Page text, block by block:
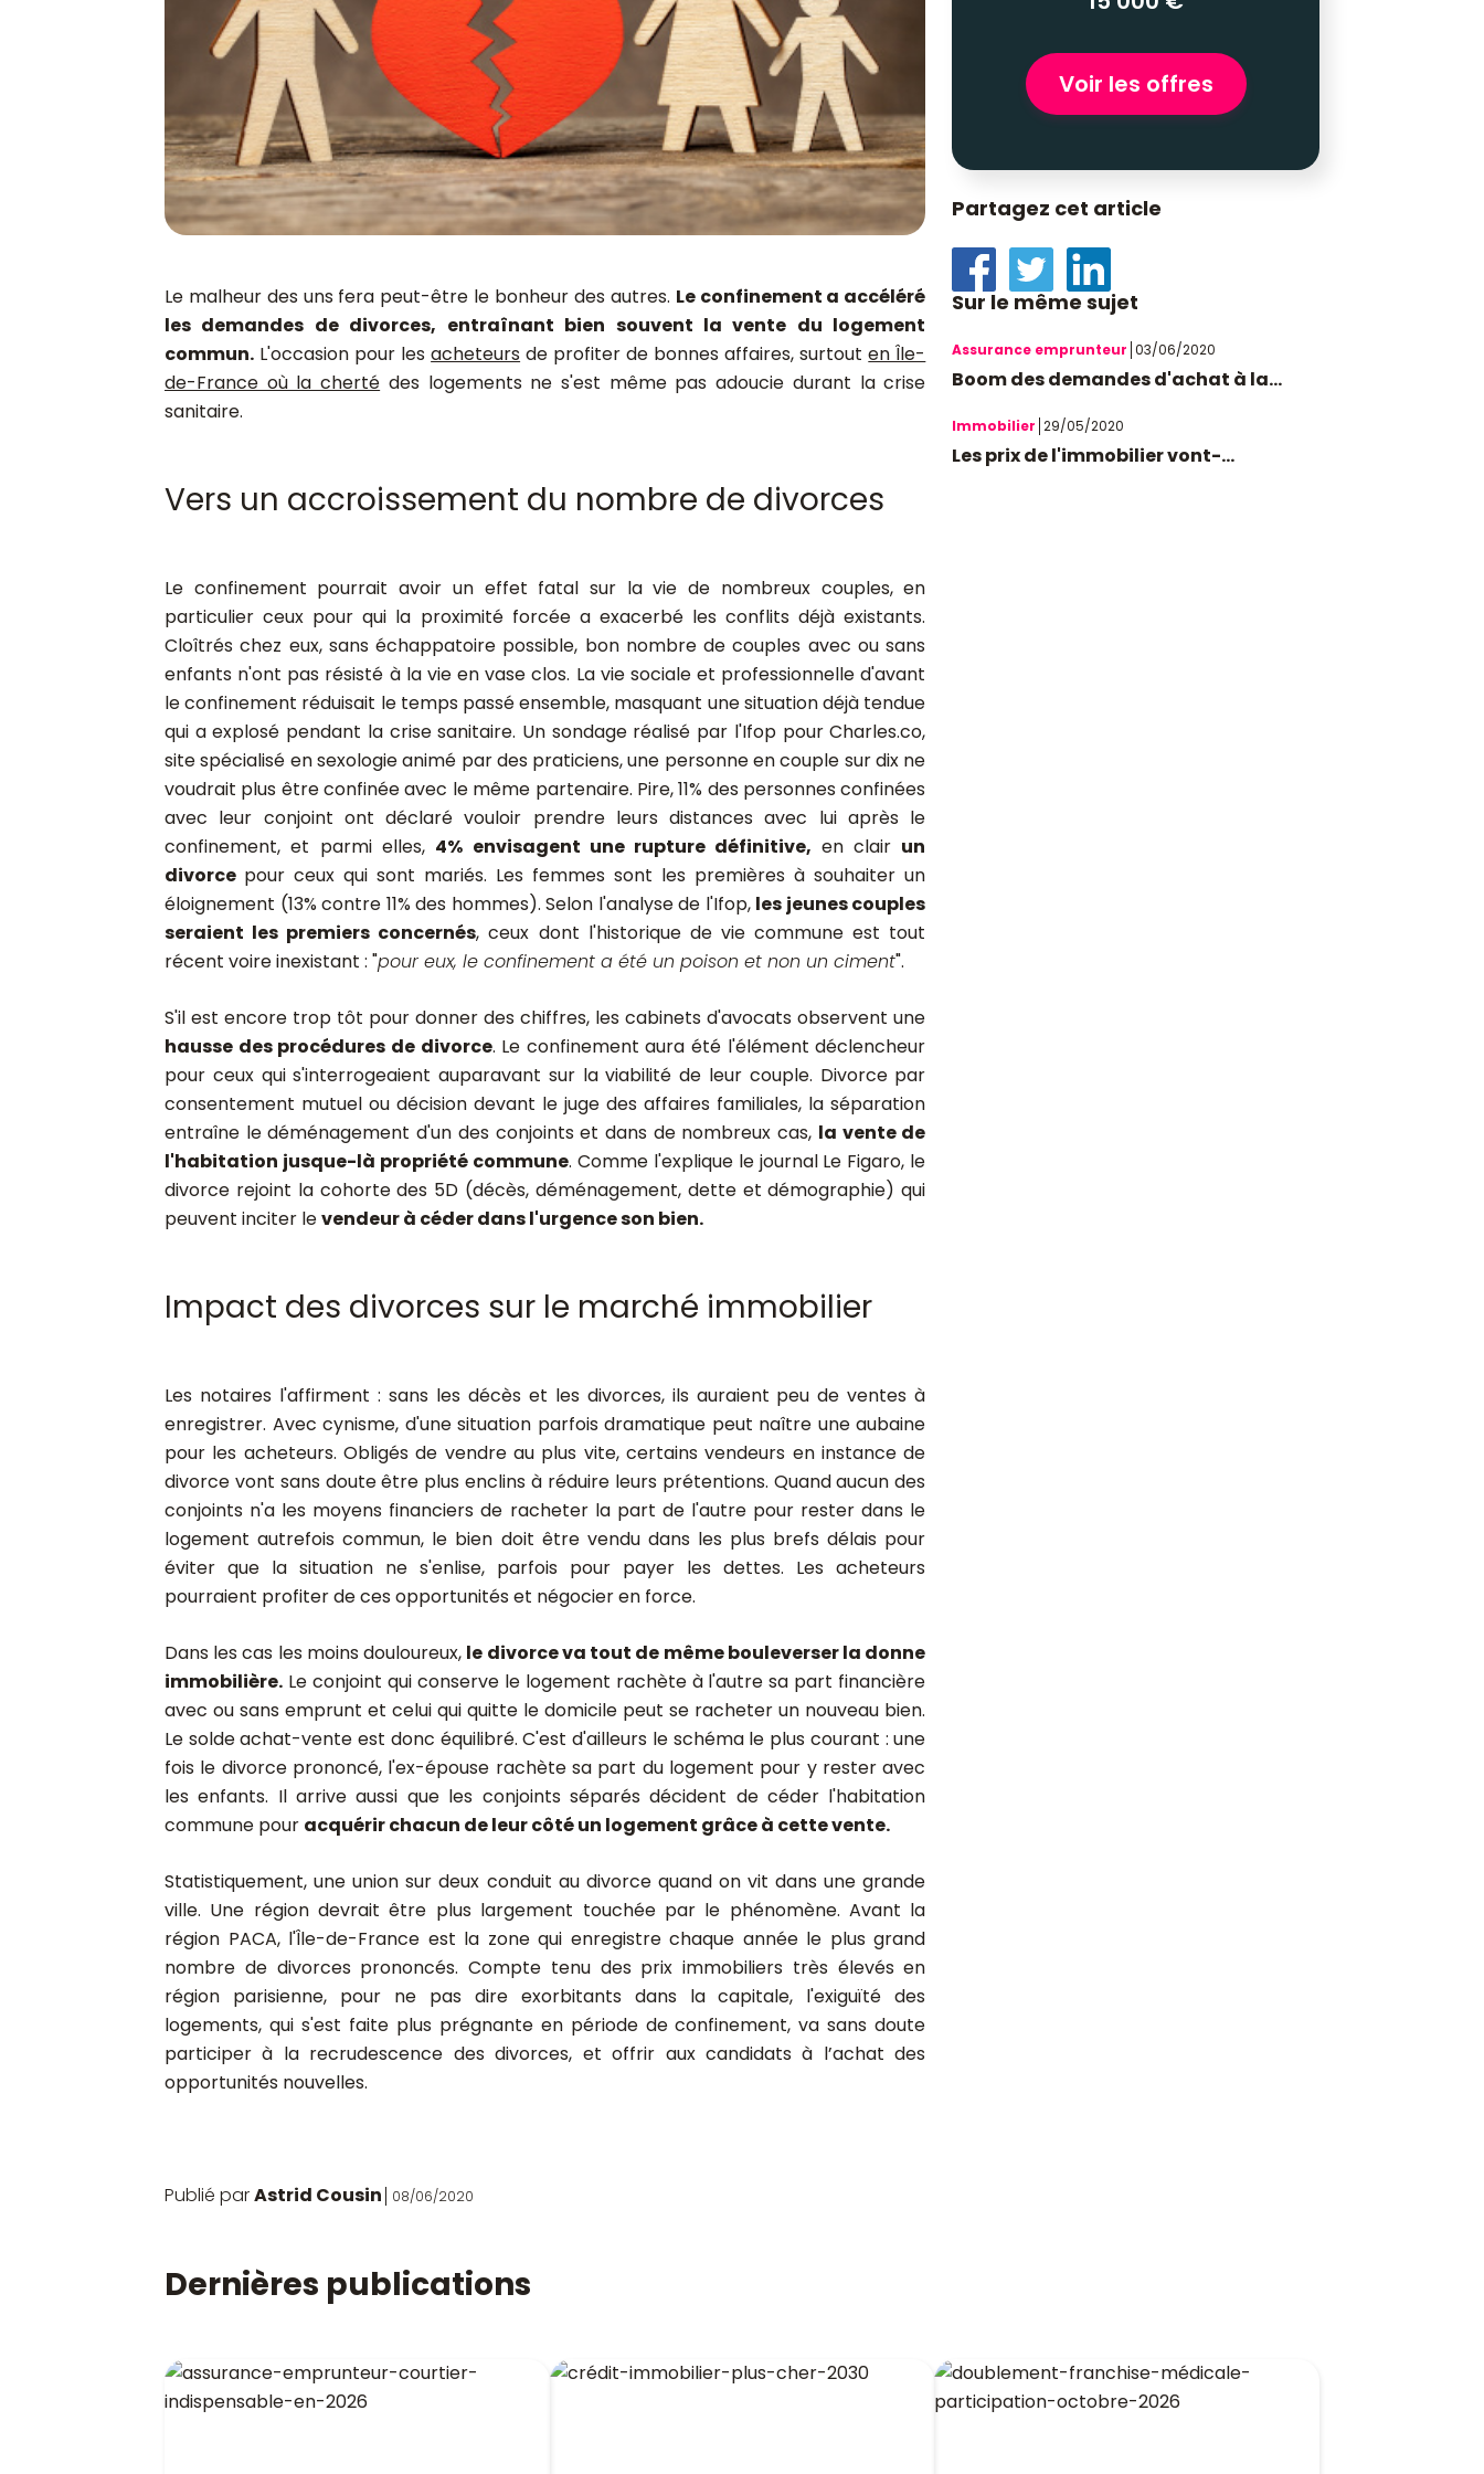
Le malheur des uns fera peut-être le bonheur des autres. Le confinement a accéléré
les demandes de divorces, entraînant bien souvent la vente du logement
commun. L'occasion pour lesacheteurs de profiter de bonnes affaires, surtouten Île-
de-France où la cherté des logements ne s'est même pas adoucie durant la crise
sanitaire.
Vers un accroissement du nombre de divorces
Le confinement pourrait avoir un effet fatal sur la vie de nombreux couples, en
particulier ceux pour qui la proximité forcée a exacerbé les conflits déjà existants.
Cloîtrés chez eux, sans échappatoire possible, bon nombre de couples avec ou sans
enfants n'ont pas résisté à la vie en vase clos. La vie sociale et professionnelle d'avant
le confinement réduisait le temps passé ensemble, masquant une situation déjà tendue
qui a explosé pendant la crise sanitaire. Un sondage réalisé par l'Ifop pour Charles.co,
site spécialisé en sexologie animé par des praticiens, une personne en couple sur dix ne
voudrait plus être confinée avec le même partenaire. Pire, 11% des personnes confinées
avec leur conjoint ont déclaré vouloir prendre leurs distances avec lui après le
confinement, et parmi elles, 4% envisagent une rupture définitive, en clair un
divorce pour ceux qui sont mariés. Les femmes sont les premières à souhaiter un
éloignement (13% contre 11% des hommes). Selon l'analyse de l'Ifop, les jeunes couples
seraient les premiers concernés, ceux dont l'historique de vie commune est tout
récent voire inexistant : "pour eux, le confinement a été un poison et non un ciment".
S'il est encore trop tôt pour donner des chiffres, les cabinets d'avocats observent une
hausse des procédures de divorce. Le confinement aura été l'élément déclencheur
pour ceux qui s'interrogeaient auparavant sur la viabilité de leur couple. Divorce par
consentement mutuel ou décision devant le juge des affaires familiales, la séparation
entraîne le déménagement d'un des conjoints et dans de nombreux cas, la vente de
l'habitation jusque-là propriété commune. Comme l'explique le journal Le Figaro, le
divorce rejoint la cohorte des 5D (décès, déménagement, dette et démographie) qui
peuvent inciter levendeur à céder dans l'urgence son bien.
Impact des divorces sur le marché immobilier
Les notaires l'affirment : sans les décès et les divorces, ils auraient peu de ventes à
enregistrer. Avec cynisme, d'une situation parfois dramatique peut naître une aubaine
pour les acheteurs. Obligés de vendre au plus vite, certains vendeurs en instance de
divorce vont sans doute être plus enclins à réduire leurs prétentions. Quand aucun des
conjoints n'a les moyens financiers de racheter la part de l'autre pour rester dans le
logement autrefois commun, le bien doit être vendu dans les plus brefs délais pour
éviter que la situation ne s'enlise, parfois pour payer les dettes. Les acheteurs
pourraient profiter de ces opportunités et négocier en force.
Dans les cas les moins douloureux, le divorce va tout de même bouleverser la donne
immobilière. Le conjoint qui conserve le logement rachète à l'autre sa part financière
avec ou sans emprunt et celui qui quitte le domicile peut se racheter un nouveau bien.
Le solde achat-vente est donc équilibré. C'est d'ailleurs le schéma le plus courant : une
fois le divorce prononcé, l'ex-épouse rachète sa part du logement pour y rester avec
les enfants. Il arrive aussi que les conjoints séparés décident de céder l'habitation
commune pour acquérir chacun de leur côté un logement grâce à cette vente.
Statistiquement, une union sur deux conduit au divorce quand on vit dans une grande
ville. Une région devrait être plus largement touchée par le phénomène. Avant la
région PACA, l'Île-de-France est la zone qui enregistre chaque année le plus grand
nombre de divorces prononcés. Compte tenu des prix immobiliers très élevés en
région parisienne, pour ne pas dire exorbitants dans la capitale, l'exiguïté des
logements, qui s'est faite plus prégnante en période de confinement, va sans doute
participer à la recrudescence des divorces, et offrir aux candidats à l’achat des
opportunités nouvelles.
Publié parAstrid Cousin 08/06/2020
Voir les offres
Partagez cet article
Sur le même sujet
Assurance emprunteur 03/06/2020
Boom des demandes d'achat à la...
Immobilier 29/05/2020
Les prix de l'immobilier vont-...
Dernières publications